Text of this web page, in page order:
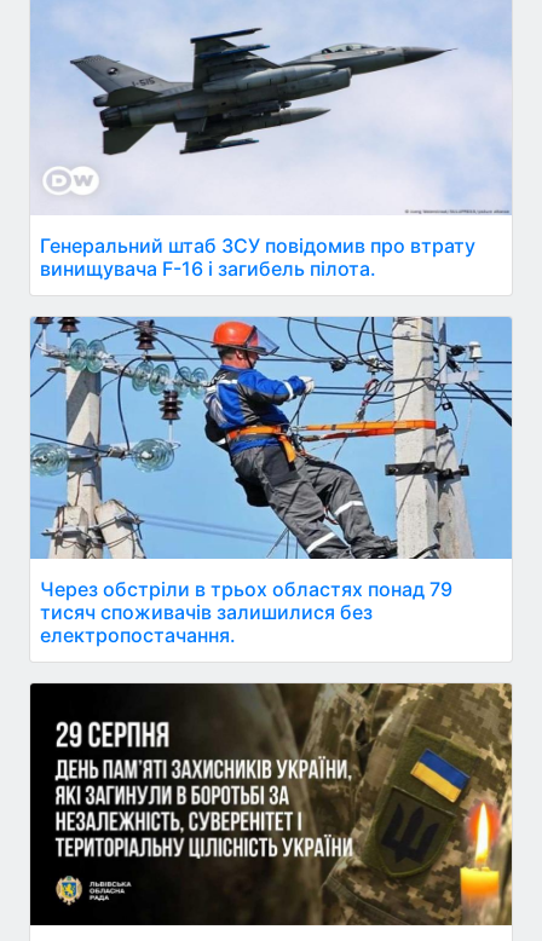
Генеральний штаб ЗСУ повідомив про втрату
винищувача F-16 і загибель пілота.
Через обстріли в трьох областях понад 79
тисяч споживачів залишилися без
електропостачання.